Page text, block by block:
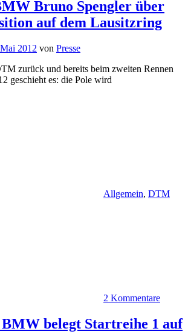
Bruno Spengler über
auf dem Lausitzring
2012 von Presse
zurück und bereits beim zweiten Rennen
geschieht es: die Pole wird
Allgemein, DTM
2 Kommentare
belegt Startreihe 1 auf